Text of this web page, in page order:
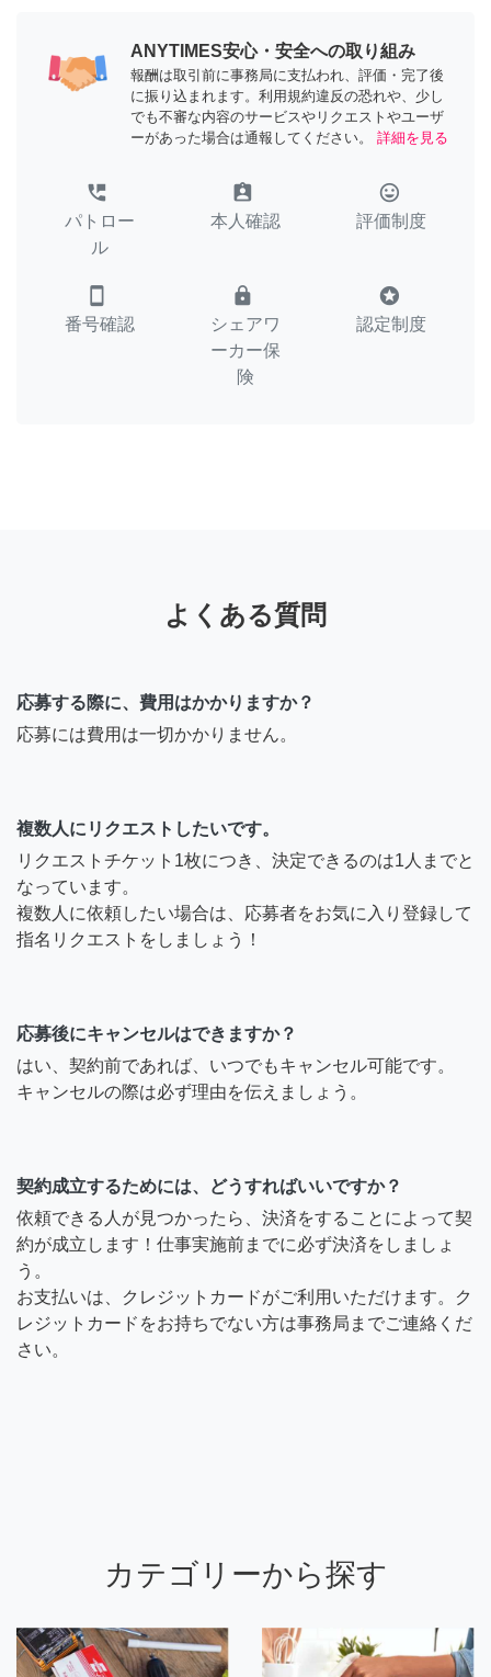
ANYTIMES安心・安全への取り組み
報酬は取引前に事務局に支払われ、評価・完了後
に振り込まれます。利用規約違反の恐れや、少し
でも不審な内容のサービスやリクエストやユーザ
ーがあった場合は通報してください。
詳細を見る
perm_phone_msg
パトロー
ル
assignment_ind
本人確認
tag_faces
評価制度
smartphone
番号確認
lock
シェアワ
ーカー保
険
stars
認定制度
よくある質問
応募する際に、費用はかかりますか？
応募には費用は一切かかりません。
複数人にリクエストしたいです。
リクエストチケット1枚につき、決定できるのは1人までと
なっています。
複数人に依頼したい場合は、応募者をお気に入り登録して
指名リクエストをしましょう！
応募後にキャンセルはできますか？
はい、契約前であれば、いつでもキャンセル可能です。
キャンセルの際は必ず理由を伝えましょう。
契約成立するためには、どうすればいいですか？
依頼できる人が見つかったら、決済をすることによって契
約が成立します！仕事実施前までに必ず決済をしましょ
う。
お支払いは、クレジットカードがご利用いただけます。ク
レジットカードをお持ちでない方は事務局までご連絡くだ
さい。
カテゴリーから探す